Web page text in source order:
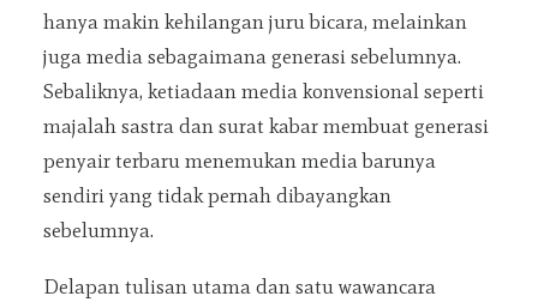
hanya makin kehilangan juru bicara, melainkan
juga media sebagaimana generasi sebelumnya.
Sebaliknya, ketiadaan media konvensional seperti
majalah sastra dan surat kabar membuat generasi
penyair terbaru menemukan media barunya
sendiri yang tidak pernah dibayangkan
sebelumnya.
Delapan tulisan utama dan satu wawancara